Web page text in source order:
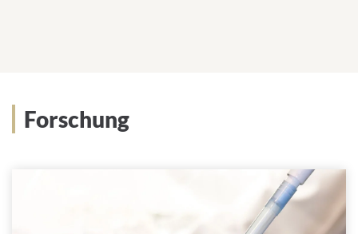
Forschung